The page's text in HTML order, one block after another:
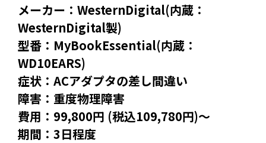
メーカー：WesternDigital(内蔵：
WesternDigital製)
型番：MyBookEssential(内蔵：
WD10EARS)
症状：ACアダプタの差し間違い
障害：重度物理障害
費用：99,800円 (税込109,780円)～
期間：3日程度